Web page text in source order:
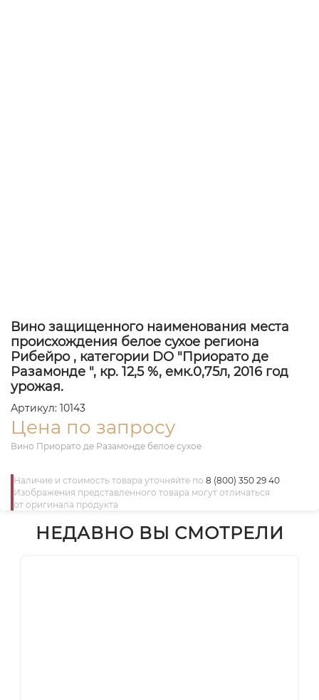
Вино защищенного наименования места
происхождения белое сухое региона
Рибейро , категории DO "Приорато де
Разамонде ", кр. 12,5 %, емк.0,75л, 2016 год
урожая.
Артикул: 10143
Цена по запросу
Вино Приорато де Разамонде белое сухое
Наличие и стоимость товара уточняйте по 8 (800) 350 29 40
Изображения представленного товара могут отличаться
от оригинала продукта
НЕДАВНО ВЫ СМОТРЕЛИ